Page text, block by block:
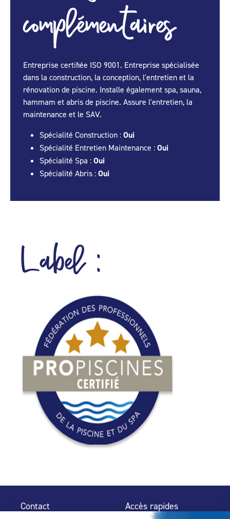
complémentaires
Entreprise certifiée ISO 9001. Entreprise spécialisée
dans la construction, la conception, l'entretien et la
rénovation de piscine. Installe également spa, sauna,
hammam et abris de piscine. Assure l'entretien, la
maintenance et le SAV.
Spécialité Construction : Oui
Spécialité Entretien Maintenance : Oui
Spécialité Spa : Oui
Spécialité Abris : Oui
Label :
Contact Accès rapides